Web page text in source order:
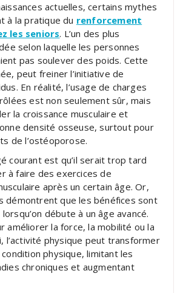
actuelles, certains mythes
à la pratique du renforcement
les seniors. L’un des plus
selon laquelle les personnes
pas soulever des poids. Cette
peut freiner l’initiative de
En réalité, l’usage de charges
est non seulement sûr, mais
la croissance musculaire et
densité osseuse, surtout pour
de l’ostéoporose.
courant est qu’il serait trop tard
à faire des exercices de
après un certain âge. Or,
démontrent que les bénéfices sont
débute à un âge avancé.
améliorer la force, la mobilité ou la
l’activité physique peut transformer
physique, limitant les
chroniques et augmentant